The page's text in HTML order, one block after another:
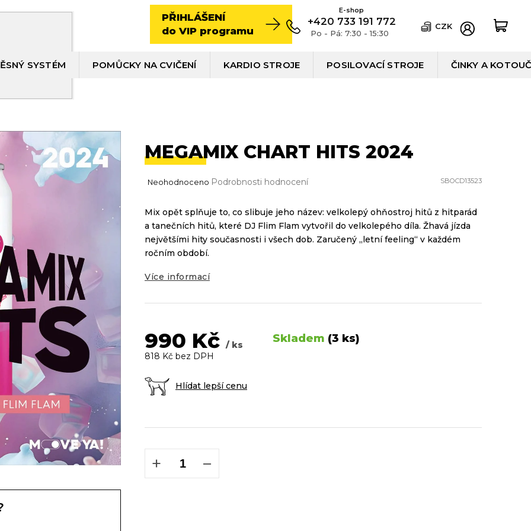
PŘIHLÁŠENÍ
do VIP programu
+420 733 191 772
Po - Pá: 7:30 - 15:30
CZK
SYSTÉM POMŮCKY NA CVIČENÍ KARDIO STROJE POSILOVACÍ STROJE ČINKY A
MEGAMIX CHART HITS 2024
SBOCD13523
Průměrné
je
0,0
z
5
Neohodnoceno Podrobnosti hodnocení
990 Kč / ks Skladem (3 ks)
Hlídat lepší cenu
818 Kč bez DPH
+ −
Mix opět splňuje to, co slibuje jeho název: velkolepý ohňostroj hitů z hitparád
a tanečních hitů, které DJ Flim Flam vytvořil do velkolepého díla. Žhavá jízda
největšími hity současnosti i všech dob. Zaručený „letní feeling“ v každém
ročním období.
Více informací